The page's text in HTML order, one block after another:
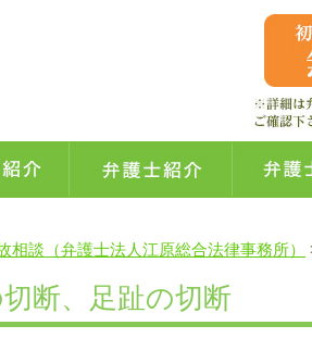
談（弁護士法人江原総合法律事務所）
断、足趾の切断